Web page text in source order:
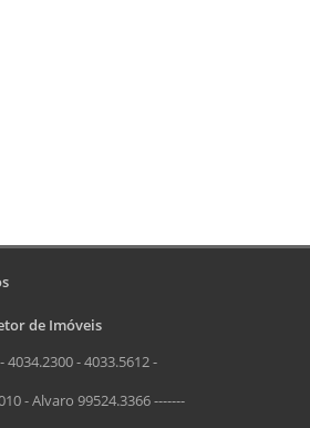
de Imóveis
4034.2300 - 4033.5612 -
- Alvaro 99524.3366 -------